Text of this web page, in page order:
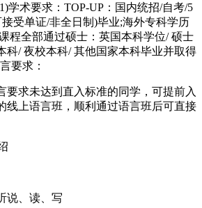
术要求：TOP-UP：国内统招/自考/5
受单证/非全日制)毕业;海外专科学历
程全部通过硕士：英国本科学位/ 硕士
科/ 夜校本科/ 其他国家本科毕业并取得
要求：
求未达到直入标准的同学，可提前入
线上语言班，顺利通过语言班后可直接
、读、写